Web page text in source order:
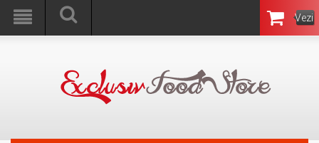
Vezi
Coşul